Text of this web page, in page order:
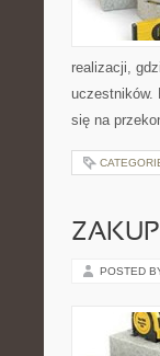
realizacji,
uczestników.
się na
POSTED